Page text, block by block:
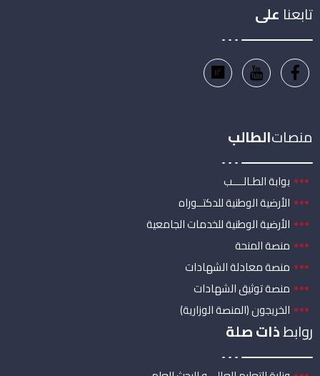
تابعنا على
منصاتالطالب
بوابة الطـالــــب
الأرضية الوطنية للدكتــوراه
الأرضية الوطنية للخدمات الجامعية
منصة المنحة
منصة معادلة الشهادات
منصة توثيق الشهادات
الخريجون (المنصة الوزارية)
روابطذات صلة